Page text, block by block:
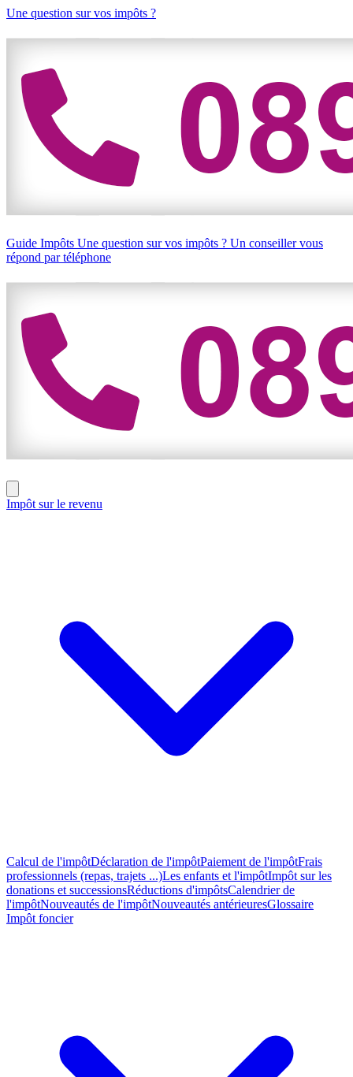
Une question sur vos impôts ?
Guide Impôts Une question sur vos impôts ? Un conseiller vous
répond par téléphone
Impôt sur le revenu
Calcul de l'impôtDéclaration de l'impôtPaiement de l'impôtFrais
professionnels (repas, trajets ...)Les enfants et l'impôtImpôt sur les
donations et successionsRéductions d'impôtsCalendrier de
l'impôtNouveautés de l'impôtNouveautés antérieuresGlossaire
Impôt foncier